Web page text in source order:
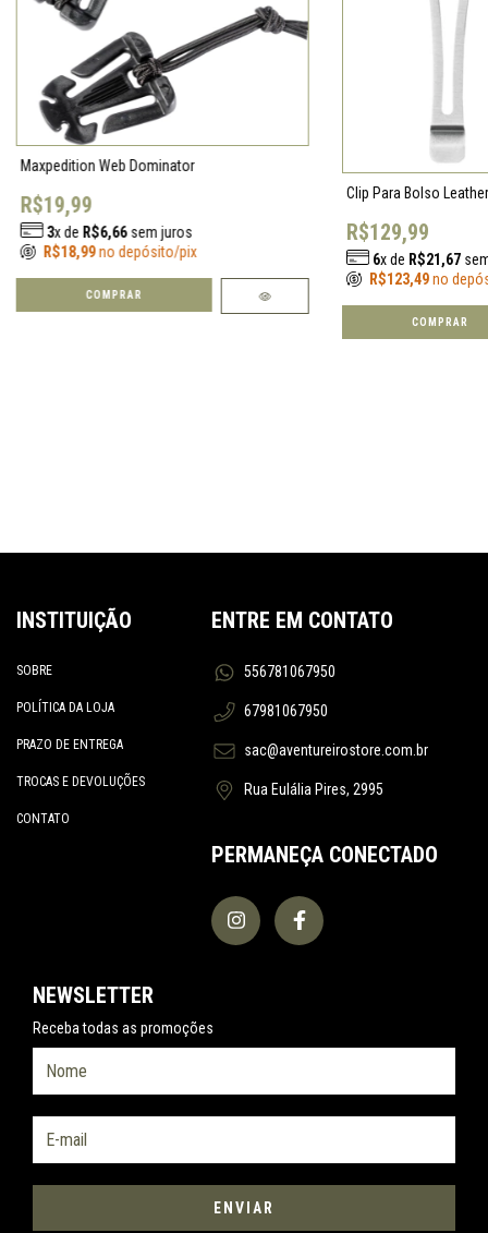
Maxpedition Web Dominator
R$19,99
3x de R$6,66sem juros
R$18,99no depósito/pix
COMPRAR
Clip Para Bolso
R$129,99
6x de R$21,67
R$123,49no
COMPRAR
INSTITUIÇÃO
SOBRE
POLÍTICA DA LOJA
PRAZO DE ENTREGA
TROCAS E DEVOLUÇÕES
CONTATO
ENTRE EM CONTATO
556781067950
67981067950
sac@aventureirostore.com.br
Rua Eulália Pires, 2995
PERMANEÇA CONECTADO
NEWSLETTER
Receba todas as promoções